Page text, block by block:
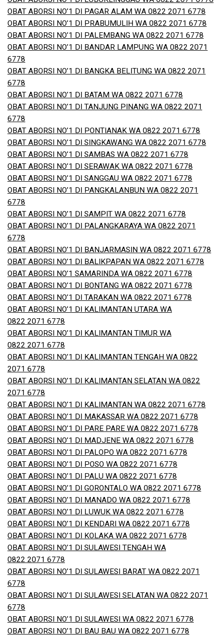
OBAT ABORSI NO’1 DI PAGAR ALAM WA 0822 2071 6778
OBAT ABORSI NO’1 DI PRABUMULIH WA 0822 2071 6778
OBAT ABORSI NO’1 DI PALEMBANG WA 0822 2071 6778
OBAT ABORSI NO’1 DI BANDAR LAMPUNG WA 0822 2071
6778
OBAT ABORSI NO’1 DI BANGKA BELITUNG WA 0822 2071
6778
OBAT ABORSI NO’1 DI BATAM WA 0822 2071 6778
OBAT ABORSI NO’1 DI TANJUNG PINANG WA 0822 2071
6778
OBAT ABORSI NO’1 DI PONTIANAK WA 0822 2071 6778
OBAT ABORSI NO’1 DI SINGKAWANG WA 0822 2071 6778
OBAT ABORSI NO’1 DI SAMBAS WA 0822 2071 6778
OBAT ABORSI NO’1 DI SERAWAK WA 0822 2071 6778
OBAT ABORSI NO’1 DI SANGGAU WA 0822 2071 6778
OBAT ABORSI NO’1 DI PANGKALANBUN WA 0822 2071
6778
OBAT ABORSI NO’1 DI SAMPIT WA 0822 2071 6778
OBAT ABORSI NO’1 DI PALANGKARAYA WA 0822 2071
6778
OBAT ABORSI NO’1 DI BANJARMASIN WA 0822 2071 6778
OBAT ABORSI NO’1 DI BALIKPAPAN WA 0822 2071 6778
OBAT ABORSI NO’1 SAMARINDA WA 0822 2071 6778
OBAT ABORSI NO’1 DI BONTANG WA 0822 2071 6778
OBAT ABORSI NO’1 DI TARAKAN WA 0822 2071 6778
OBAT ABORSI NO’1 DI KALIMANTAN UTARA WA
0822 2071 6778
OBAT ABORSI NO’1 DI KALIMANTAN TIMUR WA
0822 2071 6778
OBAT ABORSI NO’1 DI KALIMANTAN TENGAH WA 0822
2071 6778
OBAT ABORSI NO’1 DI KALIMANTAN SELATAN WA 0822
2071 6778
OBAT ABORSI NO’1 DI KALIMANTAN WA 0822 2071 6778
OBAT ABORSI NO’1 DI MAKASSAR WA 0822 2071 6778
OBAT ABORSI NO’1 DI PARE PARE WA 0822 2071 6778
OBAT ABORSI NO’1 DI MADJENE WA 0822 2071 6778
OBAT ABORSI NO’1 DI PALOPO WA 0822 2071 6778
OBAT ABORSI NO’1 DI POSO WA 0822 2071 6778
OBAT ABORSI NO’1 DI PALU WA 0822 2071 6778
OBAT ABORSI NO’1 DI GORONTALO WA 0822 2071 6778
OBAT ABORSI NO’1 DI MANADO WA 0822 2071 6778
OBAT ABORSI NO’1 DI LUWUK WA 0822 2071 6778
OBAT ABORSI NO’1 DI KENDARI WA 0822 2071 6778
OBAT ABORSI NO’1 DI KOLAKA WA 0822 2071 6778
OBAT ABORSI NO’1 DI SULAWESI TENGAH WA
0822 2071 6778
OBAT ABORSI NO’1 DI SULAWESI BARAT WA 0822 2071
6778
OBAT ABORSI NO’1 DI SULAWESI SELATAN WA 0822 2071
6778
OBAT ABORSI NO’1 DI SULAWESI WA 0822 2071 6778
OBAT ABORSI NO’1 DI BAU BAU WA 0822 2071 6778